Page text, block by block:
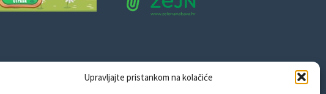
Upravljajte pristankom na kolačiće